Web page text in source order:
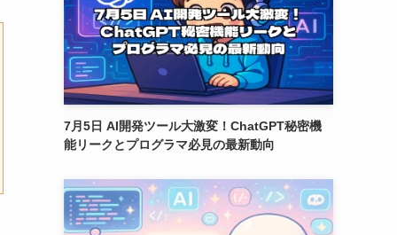
7月5日 AI開発ツール大激変！ChatGPT秘密機
能リークとプログラマ必見の最新動向